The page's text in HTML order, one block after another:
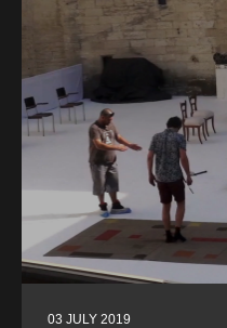
03 JULY 2019